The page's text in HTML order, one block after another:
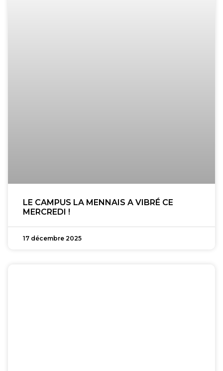
LE CAMPUS LA MENNAIS A VIBRÉ CE
MERCREDI !
17 décembre 2025